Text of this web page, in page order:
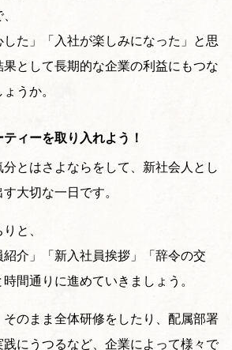
した」「入社が楽しみになった」と思
として長期的な企業の利益にもつな
うか。
ィーを取り入れよう！
とはさよならをして、新社会人とし
大切な一日です。
と、
紹介」「新入社員挨拶」「辞令の交
間通りに進めていきましょう。
のまま全体研修をしたり、配属部署
にうつるなど、企業によって様々で